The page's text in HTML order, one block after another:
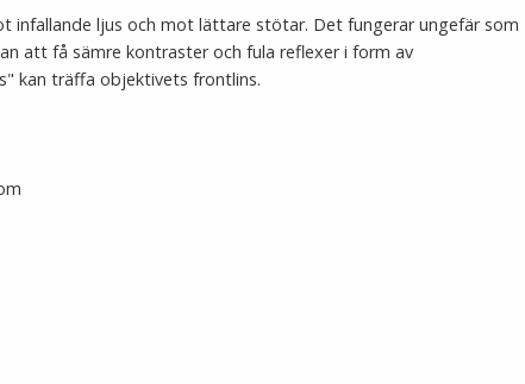
infallande ljus och mot lättare stötar. Det fungerar ungefär som
att få sämre kontraster och fula reflexer i form av
kan träffa objektivets frontlins.